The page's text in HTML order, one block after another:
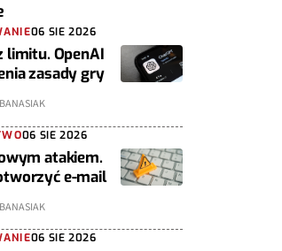
06 SIE 2026
limitu. OpenAI
zasady gry
06 SIE 2026
atakiem.
e-mail
06 SIE 2026